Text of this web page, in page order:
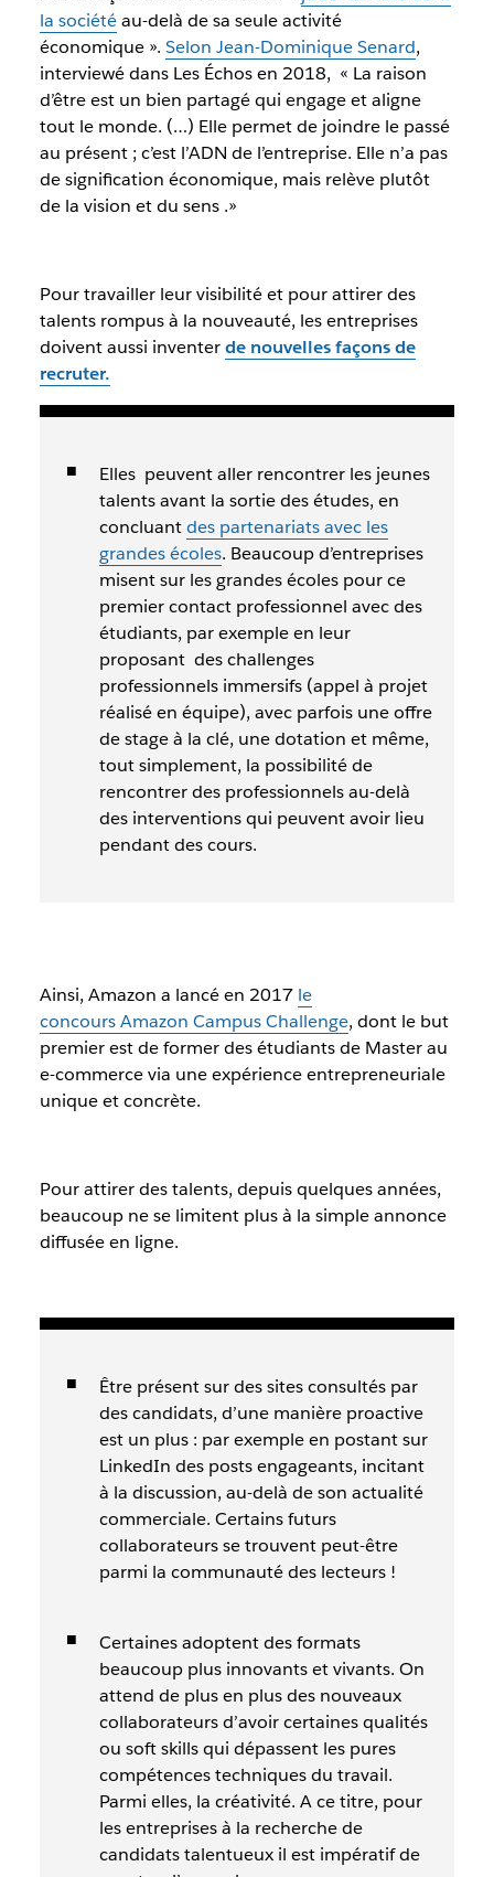
la sociétéau-delà de sa seule activité
économique ». Selon Jean-Dominique Senard,
interviewé dans Les Échosen 2018, « La raison
d’être est un bien partagé qui engage et aligne
tout le monde. (…) Elle permet de joindre le passé
au présent ; c’est l’ADN de l’entreprise. Elle n’a pas
de signification économique, mais relève plutôt
de la vision et du sens .»
Pour travailler leur visibilité et pour attirer des
talents rompus à la nouveauté, les entreprises
doivent aussi inventerde nouvelles façons de
recruter.
Elles peuvent aller rencontrer les jeunes
talents avant la sortie des études, en
concluantdes partenariats avec les
grandes écoles. Beaucoup d’entreprises
misent sur les grandes écoles pour ce
premier contact professionnel avec des
étudiants, par exemple en leur
proposant des challenges
professionnels immersifs (appel à projet
réalisé en équipe), avec parfois une offre
de stage à la clé, une dotation et même,
tout simplement, la possibilité de
rencontrer des professionnels au-delà
des interventions qui peuvent avoir lieu
pendant des cours.
Ainsi, Amazon a lancé en 2017 le
concours Amazon Campus Challenge, dont le but
premier est de former des étudiants de Master au
e-commerce via une expérience entrepreneuriale
unique et concrète.
Pour attirer des talents, depuis quelques années,
beaucoup ne se limitent plus à la simple annonce
diffusée en ligne.
Être présent sur des sites consultés par
des candidats, d’une manière proactive
est un plus : par exemple en postant sur
LinkedIn des posts engageants, incitant
à la discussion, au-delà de son actualité
commerciale. Certains futurs
collaborateurs se trouvent peut-être
parmi la communauté des lecteurs !
Certaines adoptent des formats
beaucoup plus innovants et vivants. On
attend de plus en plus des nouveaux
collaborateurs d’avoir certaines qualités
ou soft skillsqui dépassent les pures
compétences techniques du travail.
Parmi elles, la créativité. A ce titre, pour
les entreprises à la recherche de
candidats talentueux il est impératif de